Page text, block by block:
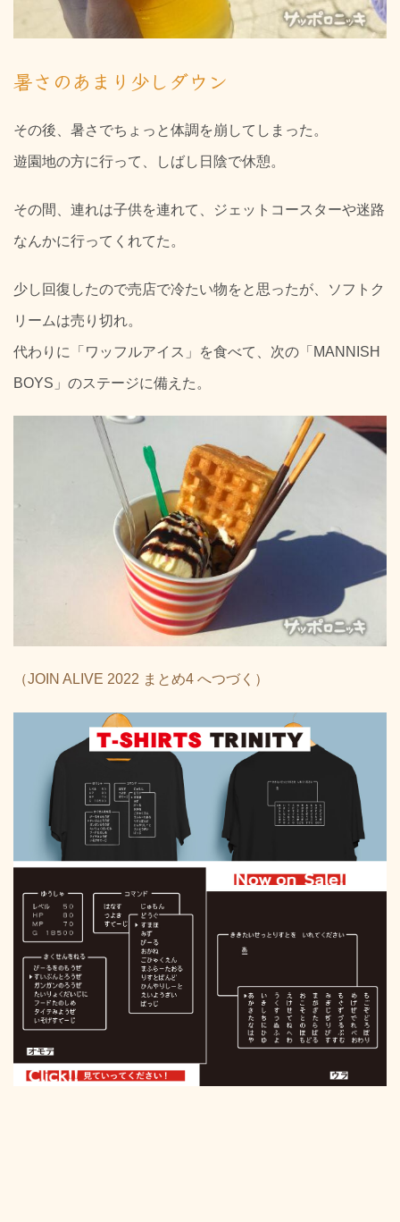
暑さのあまり少しダウン
その後、暑さでちょっと体調を崩してしまった。
遊園地の方に行って、しばし日陰で休憩。
その間、連れは子供を連れて、ジェットコースターや迷路
なんかに行ってくれてた。
少し回復したので売店で冷たい物をと思ったが、ソフトク
リームは売り切れ。
代わりに「ワッフルアイス」を食べて、次の「MANNISH
BOYS」のステージに備えた。
（JOIN ALIVE 2022 まとめ4 へつづく）